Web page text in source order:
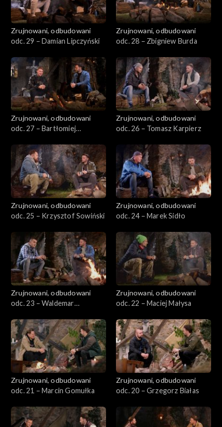
Zrujnowani, odbudowani
odc. 29 – Damian Lipczyński
Zrujnowani, odbudowani
odc. 28 – Zbigniew Burda
Zrujnowani, odbudowani
odc. 27 – Bartłomiej
Zrujnowani, odbudowani
odc. 26 – Tomasz Karpierz
Zrujnowani, odbudowani
odc. 25 – Krzysztof Sowiński
Zrujnowani, odbudowani
odc. 24 – Marek Sidło
Zrujnowani, odbudowani
odc. 23 – Waldemar
Zrujnowani, odbudowani
odc. 22 – Maciej Małysa
Zrujnowani, odbudowani
odc. 21 – Marcin Gomułka
Zrujnowani, odbudowani
odc. 20 – Grzegorz Białas